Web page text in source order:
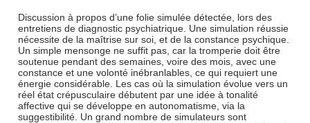
Discussion à propos d’une folie simulée détectée, lors des
entretiens de diagnostic psychiatrique. Une simulation réussie
nécessite de la maîtrise sur soi, et de la constance psychique.
Un simple mensonge ne suffit pas, car la tromperie doit être
soutenue pendant des semaines, voire des mois, avec une
constance et une volonté inébranlables, ce qui requiert une
énergie considérable. Les cas où la simulation évolue vers un
réel état crépusculaire débutent par une idée à tonalité
affective qui se développe en autonomatisme, via la
suggestibilité. Un grand nombre de simulateurs sont